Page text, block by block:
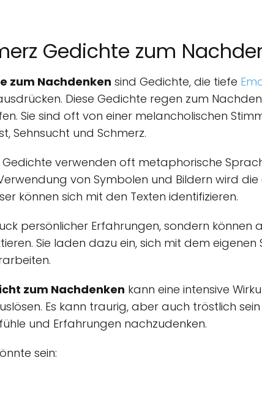
Gedichte zum
zum Nachdenken sind Gedichte, die tiefe
Diese Gedichte regen zum
Sie sind oft von einer melancholischen
Sehnsucht und Schmerz.
verwenden oft metaphorische
von Symbolen und Bildern wird
können sich mit den Texten identifizieren.
persönlicher Erfahrungen, sondern können
Sie laden dazu ein, sich mit dem eigenen
zum Nachdenken kann eine intensive
Es kann traurig, aber auch tröstlich
und Erfahrungen nachzudenken.
sein: